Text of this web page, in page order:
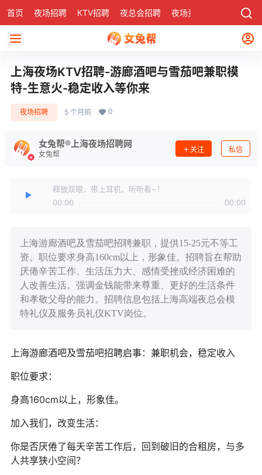
首页 夜场招聘 KTV招聘 夜总会招聘 夜场资讯 社区
上海夜场KTV招聘-游廊酒吧与雪茄吧兼职模
特-生意火-稳定收入等你来
夜场招聘 5 个月前 0
女兔帮®上海夜场招聘网
女兔帮
关注 私信
释放双眼，带上耳机，听听看~！
00:00
00:00
上海游廊酒吧及雪茄吧招聘兼职，提供15-25元不等工
资。职位要求身高160cm以上，形象佳。招聘旨在帮助
厌倦辛苦工作、生活压力大、感情受挫或经济困难的
人改善生活。强调金钱能带来尊重、更好的生活条件
和孝敬父母的能力。招聘信息包括上海高端夜总会模
特礼仪及服务员礼仪KTV岗位。
上海游廊酒吧及雪茄吧招聘启事：兼职机会，稳定收入
职位要求：
身高160cm以上，形象佳。
加入我们，改变生活：
你是否厌倦了每天辛苦工作后，回到破旧的合租房，与多
人共享狭小空间？